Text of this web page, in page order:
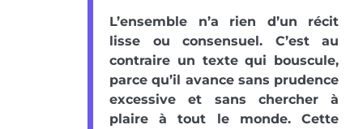
L’ensemble n’a rien d’un récit
lisse ou consensuel. C’est au
contraire un texte qui bouscule,
parce qu’il avance sans prudence
excessive et sans chercher à
plaire à tout le monde. Cette